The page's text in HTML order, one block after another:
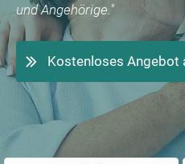
und Angehörige."
Kostenloses Angebot